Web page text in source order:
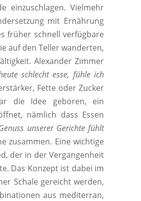
einzuschlagen. Vielmehr
mit Ernährung
früher schnell verfügbare
auf den Teller wanderten,
Alexander Zimmer
schlecht esse, fühle ich
Fette oder Zucker
die Idee geboren, ein
nämlich dass Essen
unserer Gerichte fühlt
zusammen. Eine wichtige
der in der Vergangenheit
Das Konzept ist dabei im
Schale gereicht werden,
aus mediterran,